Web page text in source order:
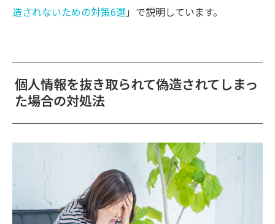
造されないための対策6選 」で説明しています。
個人情報を抜き取られて偽造されてしまっ
た場合の対処法